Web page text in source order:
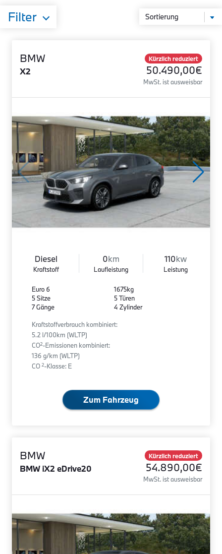
Filter
BMW
X2
Kürzlich reduziert
50.490,00€
MwSt. ist ausweisbar
Diesel
Kraftstoff
0km
Laufleistung
110kw
Leistung
Euro 6
5 Sitze
7 Gänge
1675kg
5 Türen
4 Zylinder
Kraftstoffverbrauch kombiniert:
5.2 l/100km (WLTP)
CO2-Emissionen kombiniert:
136 g/km (WLTP)
CO 2-Klasse: E
Zum Fahrzeug
BMW
BMW iX2 eDrive20
Kürzlich reduziert
54.890,00€
MwSt. ist ausweisbar